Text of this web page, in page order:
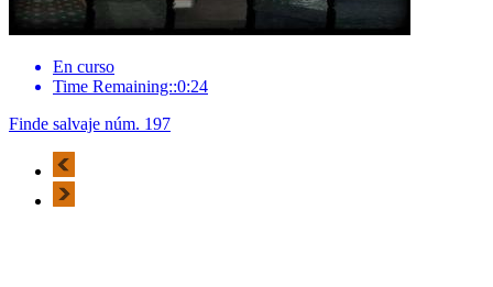
En curso
Time Remaining::0:24
Finde salvaje núm. 197